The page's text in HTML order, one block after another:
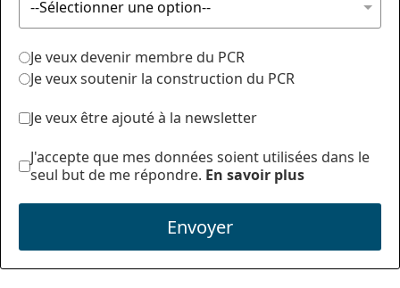
Je veux devenir membre du PCR
Je veux soutenir la construction du PCR
Je veux être ajouté à la newsletter
J'accepte que mes données soient utilisées dans le
seul but de me répondre. En savoir plus
Envoyer